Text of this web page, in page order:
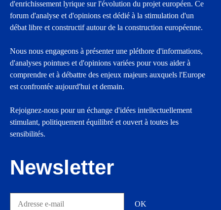
d'enrichissement lyrique sur l'évolution du projet européen. Ce
forum d'analyse et d'opinions est dédié à la stimulation d'un
débat libre et constructif autour de la construction européenne.
Nous nous engageons à présenter une pléthore d'informations,
d'analyses pointues et d'opinions variées pour vous aider à
comprendre et à débattre des enjeux majeurs auxquels l'Europe
est confrontée aujourd'hui et demain.
Rejoignez-nous pour un échange d'idées intellectuellement
stimulant, politiquement équilibré et ouvert à toutes les
sensibilités.
Newsletter